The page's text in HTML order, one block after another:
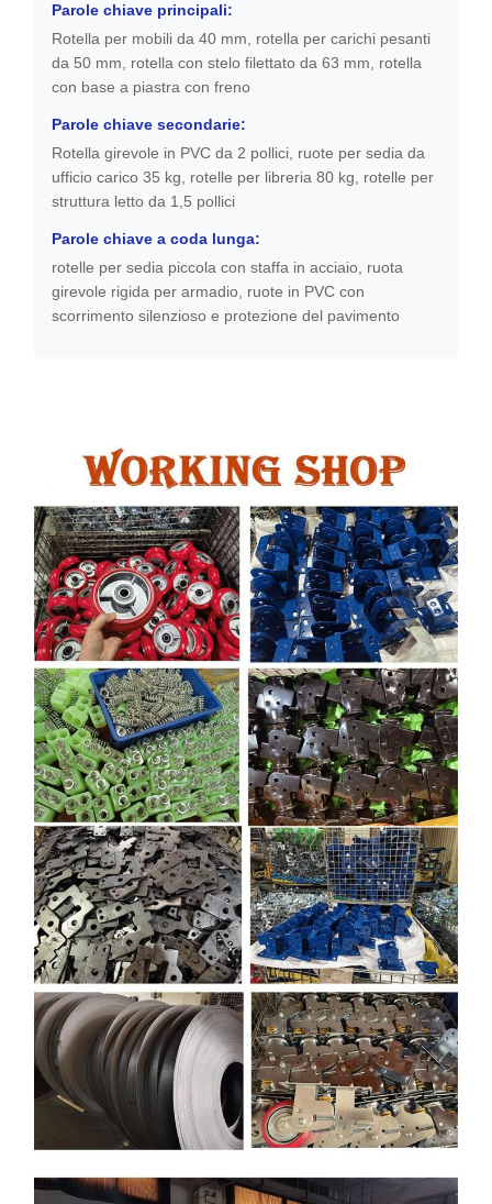
Parole chiave principali:
Rotella per mobili da 40 mm, rotella per carichi pesanti
da 50 mm, rotella con stelo filettato da 63 mm, rotella
con base a piastra con freno
Parole chiave secondarie:
Rotella girevole in PVC da 2 pollici, ruote per sedia da
ufficio carico 35 kg, rotelle per libreria 80 kg, rotelle per
struttura letto da 1,5 pollici
Parole chiave a coda lunga:
rotelle per sedia piccola con staffa in acciaio, ruota
girevole rigida per armadio, ruote in PVC con
scorrimento silenzioso e protezione del pavimento